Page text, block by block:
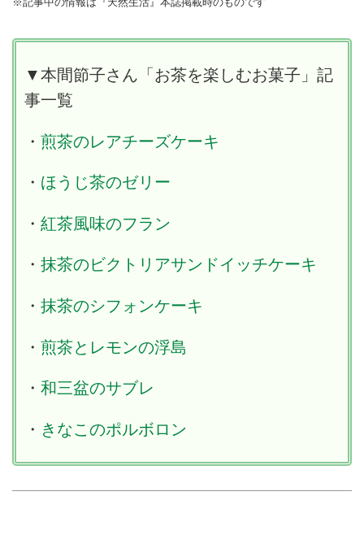
▼本間節子さん「お茶を楽しむお菓子」記
事一覧
・ 煎茶のレアチーズケーキ
・ ほうじ茶のゼリー
・ 紅茶風味のフラン
・ 抹茶のビクトリアサンドイッチケーキ
・ 抹茶のシフォンケーキ
・ 煎茶とレモンの浮島
・ 和三盆のサブレ
・ きなこのポルボロン